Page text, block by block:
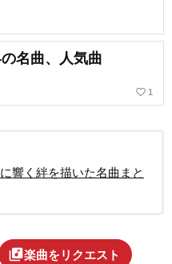
名曲、人気曲
favorite_border 1
響く絆を描いた名曲まと
library_music楽曲をリクエスト